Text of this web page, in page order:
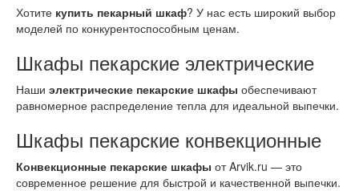
Хотите купить пекарный шкаф? У нас есть широкий выбор
моделей по конкурентоспособным ценам.
Шкафы пекарские электрические
Наши электрические пекарские шкафы обеспечивают
равномерное распределение тепла для идеальной выпечки.
Шкафы пекарские конвекционные
Конвекционные пекарские шкафы от Arvik.ru — это
современное решение для быстрой и качественной выпечки.